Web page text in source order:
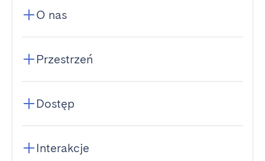
O nas
Przestrzeń
Dostęp
Interakcje